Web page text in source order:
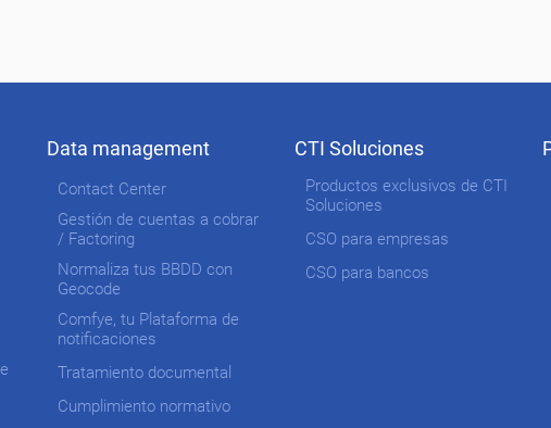
Data management
Contact Center
Gestión de cuentas a cobrar
/ Factoring
Normaliza tus BBDD con
Geocode
Comfye, tu Plataforma de
notificaciones
Tratamiento documental
Cumplimiento normativo
CTI Soluciones
Productos exclusivos de CTI
Soluciones
CSO para empresas
CSO para bancos